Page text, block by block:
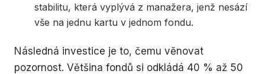
stabilitu, která vyplývá z manažera, jenž nesází
vše na jednu kartu v jednom fondu.
Následná investice je to, čemu věnovat
pozornost. Většina fondů si odkládá 40 % až 50